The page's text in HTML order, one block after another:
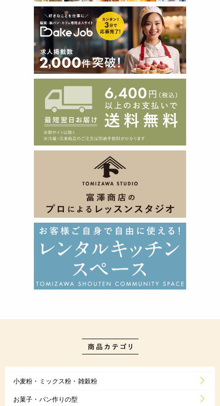
小麦粉・ミックス粉・雑穀粉
お菓子・パン作りの型